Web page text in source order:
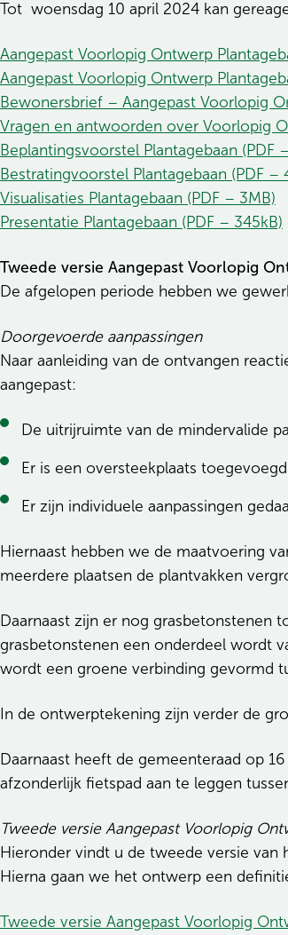
Tot woensdag 10 april 2024 kan
Aangepast Voorlopig Ontwerp
Aangepast Voorlopig Ontwerp
Bewonersbrief – Aangepast Voorlopig
Vragen en antwoorden over Voorlopig
Beplantingsvoorstel Plantagebaan (PDF
Bestratingvoorstel Plantagebaan (PDF –
Visualisaties Plantagebaan (PDF – 3MB)
Presentatie Plantagebaan (PDF – 345kB)
Tweede versie Aangepast Voorlopig
De afgelopen periode hebben we
Doorgevoerde aanpassingen
Naar aanleiding van de ontvangen
aangepast:
De uitrijruimte van de mindervalide
Er is een oversteekplaats
Er zijn individuele aanpassingen
Hiernaast hebben we de maatvoering
meerdere plaatsen de plantvakken
Daarnaast zijn er nog grasbetonstenen
grasbetonstenen een onderdeel wordt
wordt een groene verbinding gevormd
In de ontwerptekening zijn verder de
Daarnaast heeft de gemeenteraad op
afzonderlijk fietspad aan te leggen
Tweede versie Aangepast Voorlopig
Hieronder vindt u de tweede versie
Hierna gaan we het ontwerp een
Tweede versie Aangepast Voorlopig